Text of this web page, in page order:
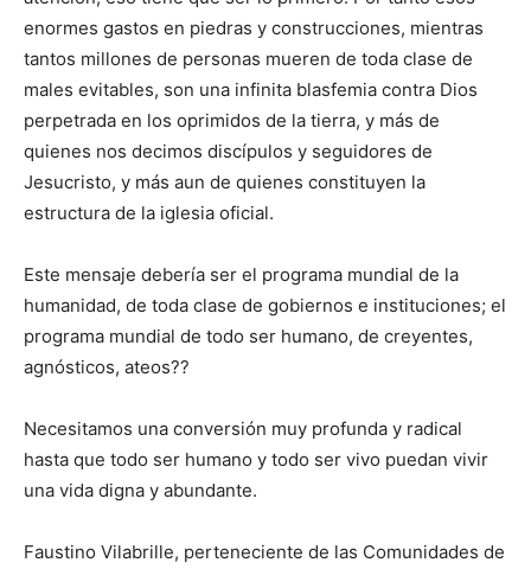
enormes gastos en piedras y construcciones, mientras
tantos millones de personas mueren de toda clase de
males evitables, son una infinita blasfemia contra Dios
perpetrada en los oprimidos de la tierra, y más de
quienes nos decimos discípulos y seguidores de
Jesucristo, y más aun de quienes constituyen la
estructura de la iglesia oficial.
Este mensaje debería ser el programa mundial de la
humanidad, de toda clase de gobiernos e instituciones; el
programa mundial de todo ser humano, de creyentes,
agnósticos, ateos??
Necesitamos una conversión muy profunda y radical
hasta que todo ser humano y todo ser vivo puedan vivir
una vida digna y abundante.
Faustino Vilabrille, perteneciente de las Comunidades de